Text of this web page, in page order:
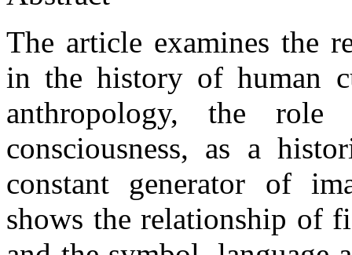
The article examines the
in the history of human
anthropology, the
consciousness, as a
constant generator of
shows the relationship of